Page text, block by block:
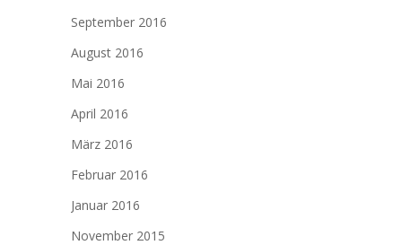
September 2016
August 2016
Mai 2016
April 2016
März 2016
Februar 2016
Januar 2016
November 2015